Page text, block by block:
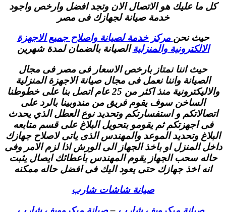
كل ما عليك هو الاتصال الان وتجد افضل وارخص واجود
خدمة صيانة لجهازك فى مصر
حيث نحن مركز خدمة لصيانة واصلاح جميع الاجهزة
الالكترونية والمنزليةالصيانة بالضمان لمدة شهرين
حيث اننا نمتاز بارخص الاسعار فى مصر فى مجال
الصيانة واننا نعمل فى مجال صيانة الاجهزة المنزلية
والاليكترونية منذ اكثر من 25 عام اتصل بنا على خطوطنا
الساخن سوف يقوم فريق من مندوبينا بالرد على
اتصالاتكم و استفسارتكم وتحديد نوع العطل الذي يحدث
فى اجهزتكم ثم يقومو بتحويل البلاغ على قسم متابعه
البلاغ وتحديد الموعد والمهندس الذى ياتى لاصلاح جهازك
داخل المنزل او باخذ الجهاز الى الورش اذا لزم الامر وفى
حاله سحب الجهاز يقوم المهندس باعطائك ايصال يثبت
انه اخذ جهازك حتى يعود اليك فى افضل حاله ممكنه
صيانة شاشات شارب